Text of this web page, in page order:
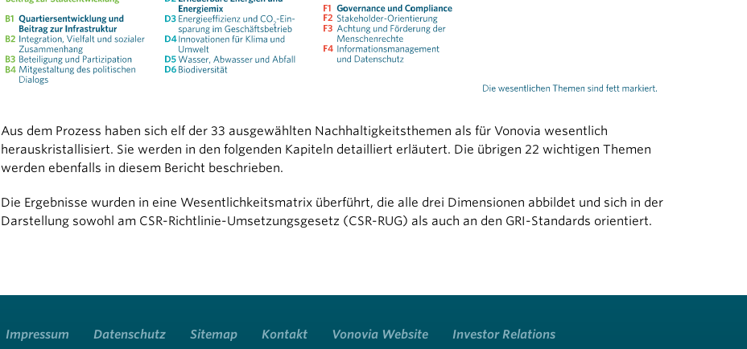
Aus dem Prozess haben sich elf der 33 ausgewählten Nachhaltigkeitsthemen als für Vonovia wesentlich
herauskristallisiert. Sie werden in den folgenden Kapiteln detailliert erläutert. Die übrigen 22 wichtigen Themen
werden ebenfalls in diesem Bericht beschrieben.
Die Ergebnisse wurden in eine Wesentlichkeitsmatrix überführt, die alle drei Dimensionen abbildet und sich in der
Darstellung sowohl am CSR-Richtlinie-Umsetzungsgesetz (CSR-RUG) als auch an den GRI-Standards orientiert.
Impressum Datenschutz Sitemap Kontakt Vonovia Website Investor Relations